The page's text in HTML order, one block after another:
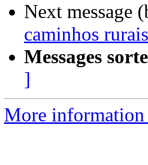
Next message
caminhos rurais
Messages
]
More